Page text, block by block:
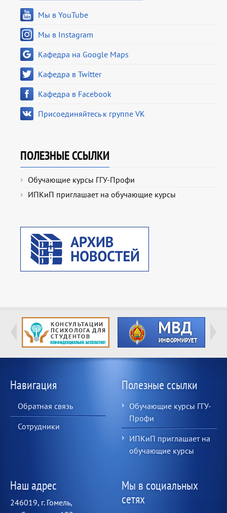
Мы в YouTube
Мы в Instagram
Кафедра на Google Maps
Кафедра в Twitter
Кафедра в Facebook
Присоединяйтесь к группе VK
ПОЛЕЗНЫЕ ССЫЛКИ
Обучающие курсы ГГУ-Профи
ИПКиП приглашает на обучающие курсы
Навигация
Обратная связь
Сотрудники
Полезные ссылки
Обучающие курсы ГГУ-
Профи
ИПКиП приглашает на
обучающие курсы
Наш адрес
246019, г. Гомель,
Мы в социальных
сетях